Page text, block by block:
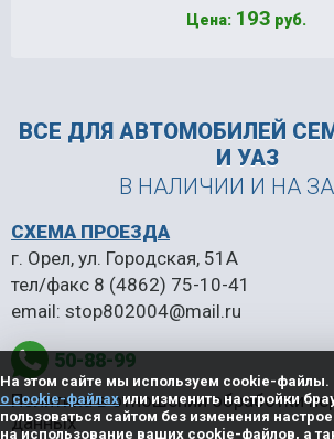
Цена: 193 руб.
ВСЕ ДЛЯ АВТОМОБИЛЕЙ
И УАЗ
В НАЛИЧИИ И НА
50-88-99
СХЕМА ПРОЕЗДА
г. Орел, ул. Городская, 51А
тел/факс 8 (4862) 75-10-41
email: stop802004@mail.ru
Политика в отношении обработки
данных
На этом сайте мы используем cookie-
о cookie-файлахили изменить настройки
пользоваться сайтом без изменения
на использование ваших cookie-файлов, а